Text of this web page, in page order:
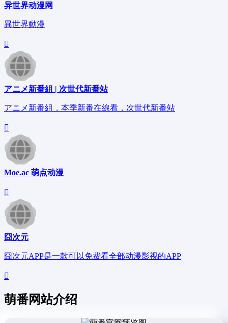
异世界动漫网
異世界動漫
アニメ新番組 | 次世代新番站
アニメ新番組，本季新番在線看，次世代新番站
Moe.ac 萌点动漫
囧次元
囧次元APP是一款可以免费看全部动漫影视的APP
萌番网站介绍